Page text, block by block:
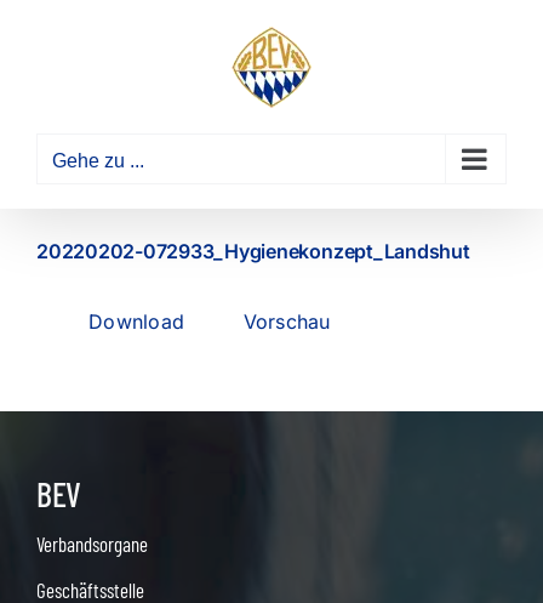
Gehe zu ...
20220202-072933_Hygienekonzept_Landshut
Download Vorschau
BEV
Verbandsorgane
Geschäftsstelle